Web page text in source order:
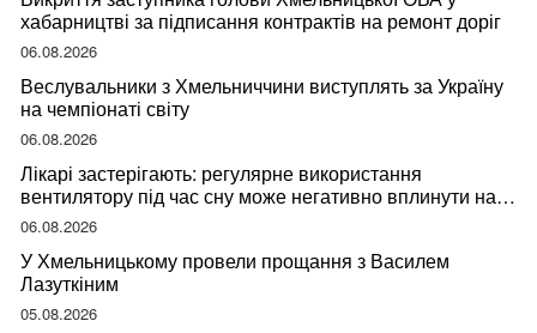
хабарництві за підписання контрактів на ремонт доріг
06.08.2026
Веслувальники з Хмельниччини виступлять за Україну
на чемпіонаті світу
06.08.2026
Лікарі застерігають: регулярне використання
вентилятору під час сну може негативно вплинути на
ваше здоров’я
06.08.2026
У Хмельницькому провели прощання з Василем
Лазуткіним
05.08.2026